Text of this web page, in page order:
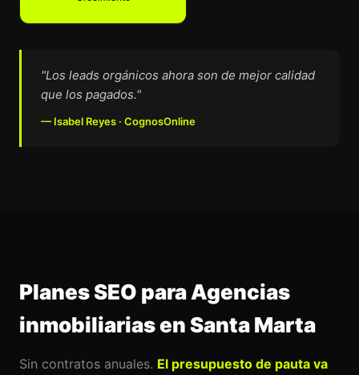
"Los leads orgánicos ahora son de mejor calidad
que los pagados."
— Isabel Reyes · CognosOnline
Planes SEO para Agencias
inmobiliarias en Santa Marta
Sin contratos anuales. El presupuesto de pauta va